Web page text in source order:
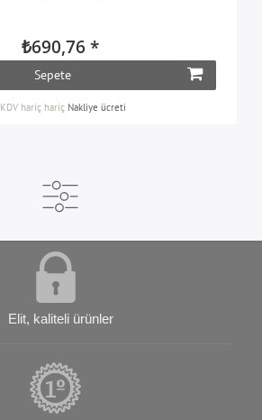
₺690,76 *
Sepete
KDV hariç hariç Nakliye ücreti
Elit, kaliteli ürünler